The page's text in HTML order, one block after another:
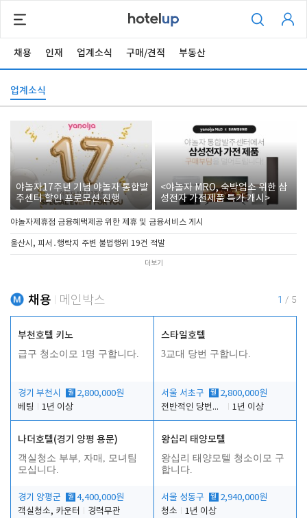
채용 인재 업계소식 구매/견적 부동산
업계소식
야놀자17주년 기념 야놀자 통합발
주센터 할인 프로모션 진행
<야놀자 MRO, 숙박업소 위한 삼
성전자 가전제품 특가 개시>
야놀자제휴점 금융혜택제공 위한 제휴 및 금융서비스 게시
울산시, 피서․행락지 주변 불법행위 19건 적발
더보기
채용 메인박스 1 / 5
부천호텔 키노
급구 청소이모 1명 구합니다.
경기 부천시 월 2,800,000원
베팅
1년 이상
스타일호텔
3교대 당번 구합니다.
서울 서초구 월 2,800,000원
전반적인 당번업무
1년 이상
나더호텔(경기 양평 용문)
객실청소 부부, 자매, 모녀팀
모십니다.
경기 양평군 월 4,400,000원
객실청소, 카운터
경력무관
왕십리 태양모텔
왕십리 태양모텔 청소이모 구
합니다.
서울 성동구 월 2,940,000원
청소
1년 이상